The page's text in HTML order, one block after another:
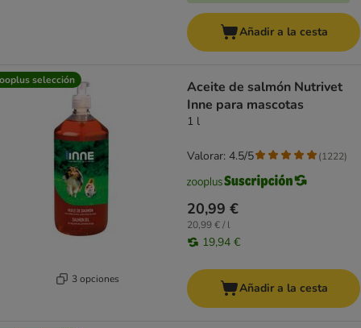
Añadir a la cesta
selección
3 opciones
Aceite de salmón Nutrivet
Inne para mascotas
1 l
20,99 €
20,99 € / l
19,94 €
Valorar: 4.5/5 (1222)
Añadir a la cesta